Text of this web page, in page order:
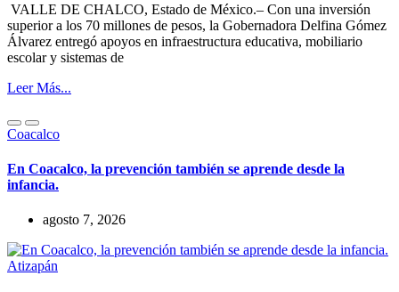
VALLE DE CHALCO, Estado de México.– Con una inversión
superior a los 70 millones de pesos, la Gobernadora Delfina Gómez
Álvarez entregó apoyos en infraestructura educativa, mobiliario
escolar y sistemas de
Leer Más...
Coacalco
En Coacalco, la prevención también se aprende desde la
infancia.
agosto 7, 2026
Atizapán